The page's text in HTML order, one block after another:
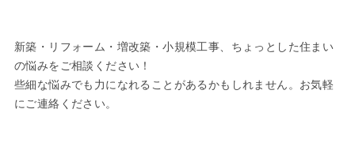
新築・リフォーム・増改築・小規模工事、ちょっとした住まい
の悩みをご相談ください！
些細な悩みでも力になれることがあるかもしれません。お気軽
にご連絡ください。